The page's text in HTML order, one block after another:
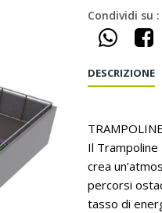
Condividi su :
DESCRIZIONE
Il Trampoline
crea
percorsi
tasso di